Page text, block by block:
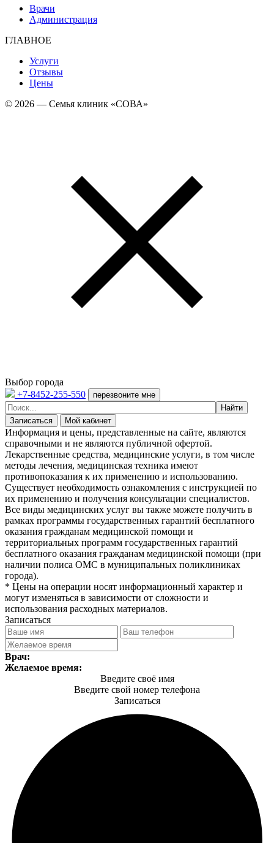
Врачи
Администрация
ГЛАВНОЕ
Услуги
Отзывы
Цены
© 2026 — Семья клиник «СОВА»
Выбор города
+7-8452-255-550
перезвоните мне
Записаться Мой кабинет
Информация и цены, представленные на сайте, являются
справочными и не являются публичной офертой.
Лекарственные средства, медицинские услуги, в том числе
методы лечения, медицинская техника имеют
противопоказания к их применению и использованию.
Существует необходимость ознакомления с инструкцией по
их применению и получения консультации специалистов.
Все виды медицинских услуг вы также можете получить в
рамках программы государственных гарантий бесплатного
оказания гражданам медицинской помощи и
территориальных программ государственных гарантий
бесплатного оказания гражданам медицинской помощи (при
наличии полиса ОМС в муниципальных поликлиниках
города).
* Цены на операции носят информационный характер и
могут изменяться в зависимости от сложности и
использования расходных материалов.
Записаться
Врач:
Желаемое время:
Введите своё имя
Введите свой номер телефона
Записаться